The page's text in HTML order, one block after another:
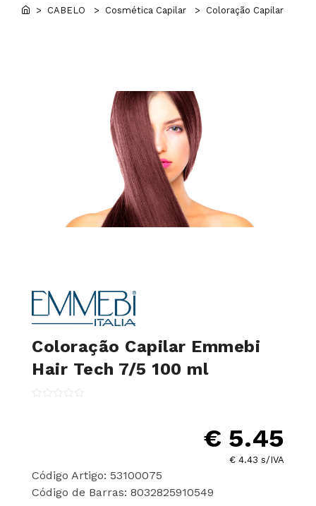
Professional Wear
> CABELO > Cosmética Capilar > Coloração Capilar
Coloração Capilar Emmebi
Hair Tech 7/5 100 ml
€ 5.45
€ 4.43 s/IVA
Código Artigo: 53100075
Código de Barras: 8032825910549